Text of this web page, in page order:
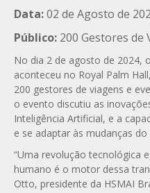
Data:02 de Agosto de
Público: 200 Gestores de
No dia 2 de agosto de 2024,
aconteceu no Royal Palm
200 gestores de viagens e
o evento discutiu as
Inteligência Artificial, e a
e se adaptar às mudanças
“Uma revolução tecnológica
humano é o motor dessa
Otto, presidente da HSMAI